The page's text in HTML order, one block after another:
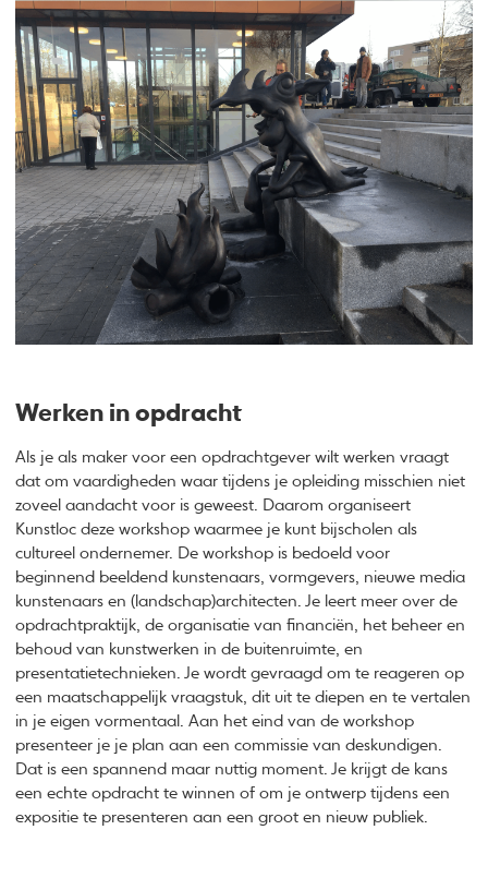
Werken in opdracht
Als je als maker voor een opdrachtgever wilt werken vraagt
dat om vaardigheden waar tijdens je opleiding misschien niet
zoveel aandacht voor is geweest. Daarom organiseert
Kunstloc deze workshop waarmee je kunt bijscholen als
cultureel ondernemer. De workshop is bedoeld voor
beginnend beeldend kunstenaars, vormgevers, nieuwe media
kunstenaars en (landschap)architecten. Je leert meer over de
opdrachtpraktijk, de organisatie van financiën, het beheer en
behoud van kunstwerken in de buitenruimte, en
presentatietechnieken. Je wordt gevraagd om te reageren op
een maatschappelijk vraagstuk, dit uit te diepen en te vertalen
in je eigen vormentaal. Aan het eind van de workshop
presenteer je je plan aan een commissie van deskundigen.
Dat is een spannend maar nuttig moment. Je krijgt de kans
een echte opdracht te winnen of om je ontwerp tijdens een
expositie te presenteren aan een groot en nieuw publiek.